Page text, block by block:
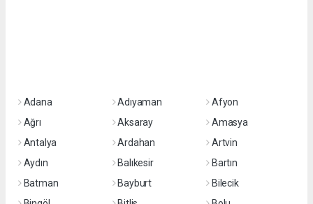
Adana Adıyaman
Afyon
Ağrı
Aksaray
Amasya
Antalya
Ardahan
Artvin
Aydın
Balıkesir
Bartın
Batman
Bayburt
Bilecik